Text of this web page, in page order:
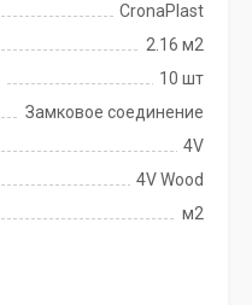
CronaPlast
2.16 м2
10 шт
Замковое соединение
4V
4V Wood
м2